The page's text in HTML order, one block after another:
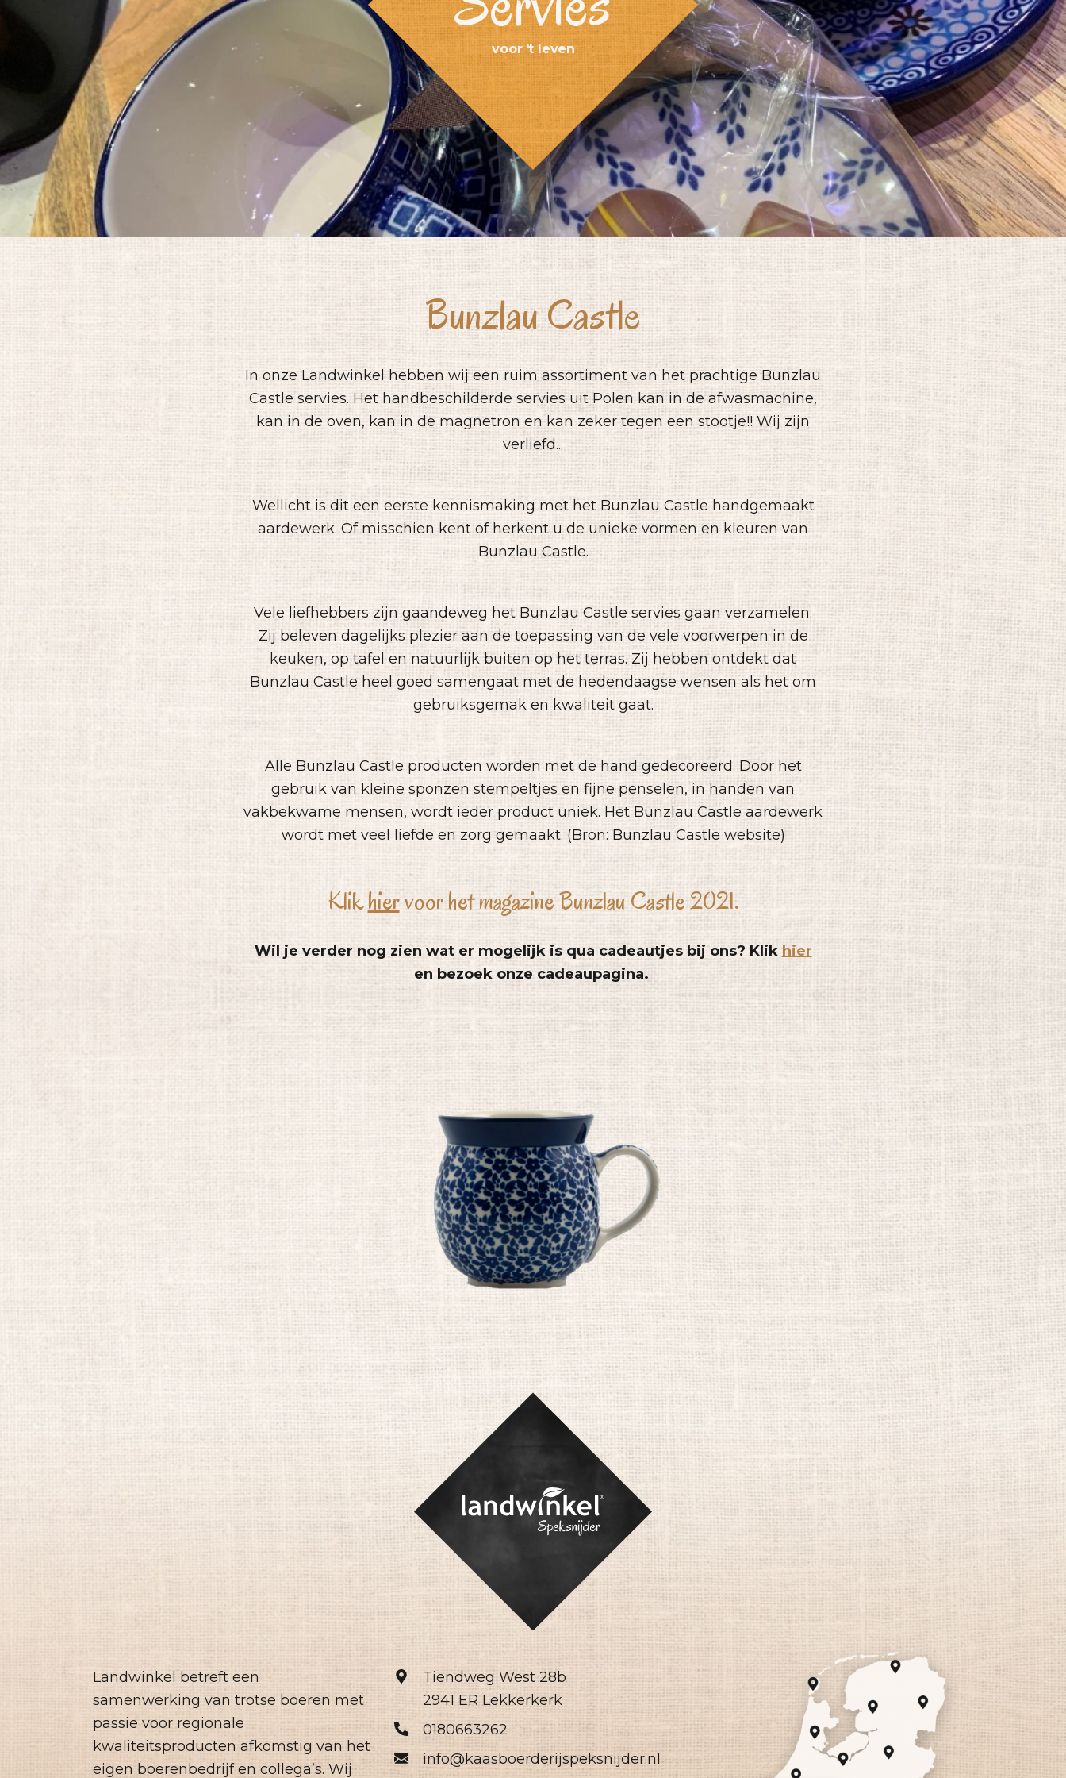
voor 't leven
Bunzlau Castle
In onze Landwinkel hebben wij een ruim assortiment van het prachtige Bunzlau
Castle servies. Het handbeschilderde servies uit Polen kan in de afwasmachine,
kan in de oven, kan in de magnetron en kan zeker tegen een stootje!! Wij zijn
verliefd...
Wellicht is dit een eerste kennismaking met het Bunzlau Castle handgemaakt
aardewerk. Of misschien kent of herkent u de unieke vormen en kleuren van
Bunzlau Castle.
Vele liefhebbers zijn gaandeweg het Bunzlau Castle servies gaan verzamelen.
Zij beleven dagelijks plezier aan de toepassing van de vele voorwerpen in de
keuken, op tafel en natuurlijk buiten op het terras. Zij hebben ontdekt dat
Bunzlau Castle heel goed samengaat met de hedendaagse wensen als het om
gebruiksgemak en kwaliteit gaat.
Alle Bunzlau Castle producten worden met de hand gedecoreerd. Door het
gebruik van kleine sponzen stempeltjes en fijne penselen, in handen van
vakbekwame mensen, wordt ieder product uniek. Het Bunzlau Castle aardewerk
wordt met veel liefde en zorg gemaakt. (Bron: Bunzlau Castle website)
Klikhiervoor het magazine Bunzlau Castle 2021.
Wil je verder nog zien wat er mogelijk is qua cadeautjes bij ons? Klik hier
en bezoek onze cadeaupagina.
Landwinkel betreft een
samenwerking van trotse boeren met
passie voor regionale
kwaliteitsproducten afkomstig van het
eigen boerenbedrijf en collega’s. Wij
Tiendweg West 28b
2941 ER Lekkerkerk
0180663262
info@kaasboerderijspeksnijder.nl